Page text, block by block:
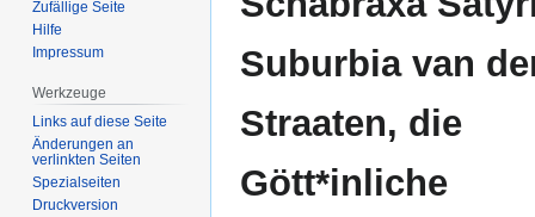
Suburbia van
Straaten, die
Gött*inliche
Zufällige Seite
Hilfe
Impressum
Werkzeuge
Links auf diese Seite
Änderungen an
verlinkten Seiten
Spezialseiten
Druckversion